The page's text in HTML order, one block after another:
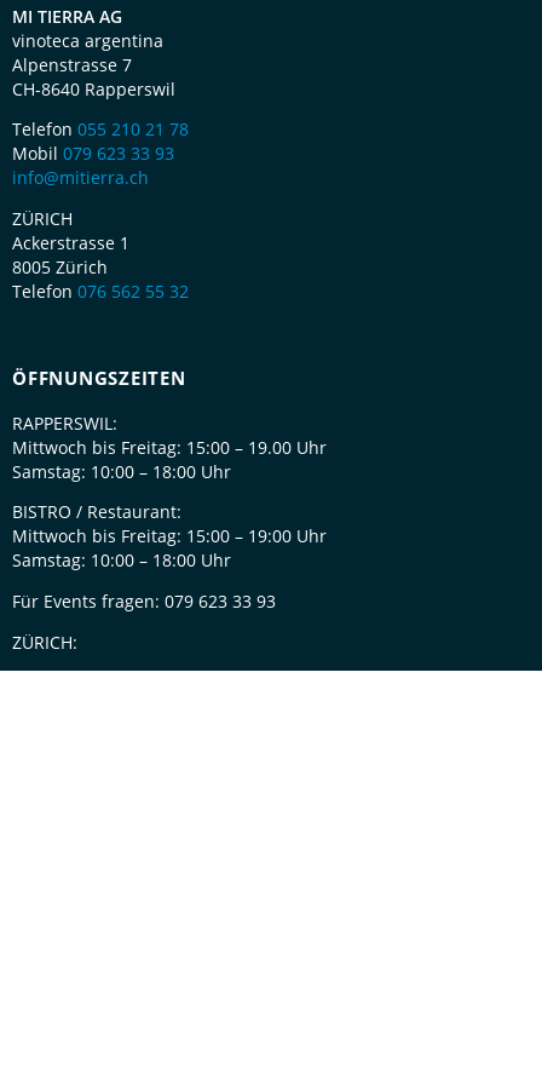
MI TIERRA AG
vinoteca argentina
Alpenstrasse 7
CH-8640 Rapperswil
Telefon 055 210 21 78
Mobil 079 623 33 93
info@mitierra.ch
ZÜRICH
Ackerstrasse 1
8005 Zürich
Telefon 076 562 55 32
ÖFFNUNGSZEITEN
RAPPERSWIL:
Mittwoch bis Freitag: 15:00 – 19.00 Uhr
Samstag: 10:00 – 18:00 Uhr
BISTRO / Restaurant:
Mittwoch bis Freitag: 15:00 – 19:00 Uhr
Samstag: 10:00 – 18:00 Uhr
Für Events fragen: 079 623 33 93
ZÜRICH: